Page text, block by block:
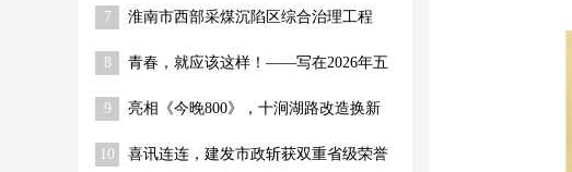
7
淮南市西部采煤沉陷区综合治理工程
8
青春，就应该这样！——写在2026年五
9
亮相《今晚800》，十涧湖路改造换新
10 喜讯连连，建发市政斩获双重省级荣誉